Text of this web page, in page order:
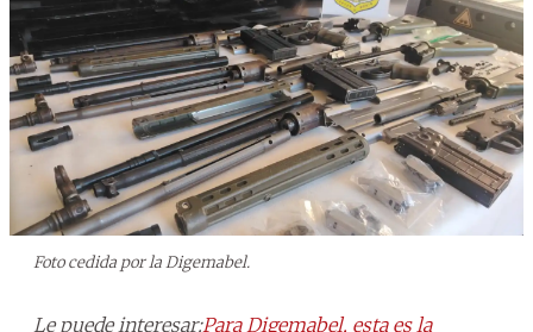
Foto cedida por la Digemabel.
Le puede interesar:Para Digemabel, esta es la